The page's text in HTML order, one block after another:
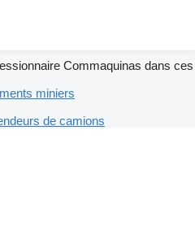
Commaquinas dans ces
miniers
de camions